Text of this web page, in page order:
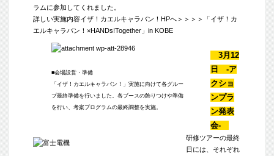
ラムに参加してくれました。
詳しい実施内容イザ！カエルキャラバン！HPへ＞＞＞＞
「イザ！カ
エルキャラバン！×HANDs!Together」in KOBE
■会場設営・準備
「イザ！カエルキャラバン！」実施に向けて各グルー
プ最終準備を行いました。各ブースの飾りつけや準備
を行い、考案プログラムの最終調整を実施。
3月12
日 -ア
クショ
ンプラ
ン発表
会-
研修ツアーの最終
日には、それぞれ